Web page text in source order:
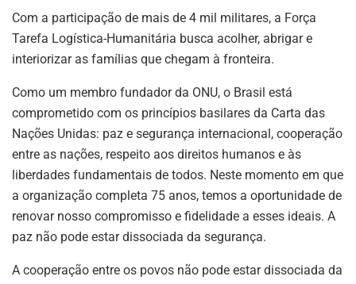
Com a participação de mais de 4 mil militares, a Força
Tarefa Logística-Humanitária busca acolher, abrigar e
interiorizar as famílias que chegam à fronteira.
Como um membro fundador da ONU, o Brasil está
comprometido com os princípios basilares da Carta das
Nações Unidas: paz e segurança internacional, cooperação
entre as nações, respeito aos direitos humanos e às
liberdades fundamentais de todos. Neste momento em que
a organização completa 75 anos, temos a oportunidade de
renovar nosso compromisso e fidelidade a esses ideais. A
paz não pode estar dissociada da segurança.
A cooperação entre os povos não pode estar dissociada da